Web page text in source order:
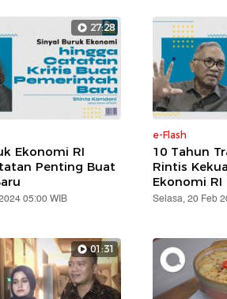
27:28
Ekonomi RI
Penting Buat
05:00 WIB
e-Flash
10 Tahun
Rintis
Ekonomi RI
Selasa, 20 Feb
01:31